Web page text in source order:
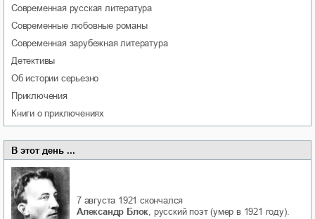
современная русская литература
современные любовные романы
современная зарубежная литература
детективы
об истории серьезно
приключения
книги о приключениях
В этот день ...
7 августа 1921 скончался
Александр Блок , русский поэт (умер в 1921 году).